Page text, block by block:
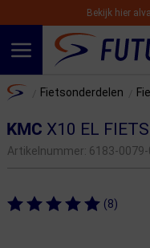
Bekijk hier
Home Fietsonderdelen
KMC X10 EL
Artikelnummer: 6183-
(8)